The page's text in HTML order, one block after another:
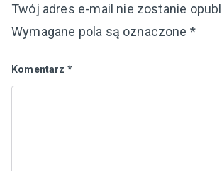
Twój adres e-mail nie zostanie
Wymagane pola są oznaczone *
Komentarz *